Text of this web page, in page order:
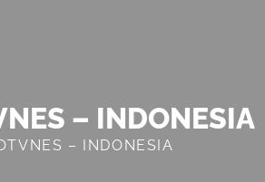
– INDONESIA
– INDONESIA